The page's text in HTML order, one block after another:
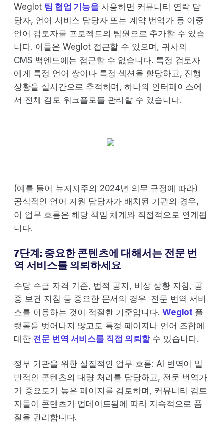
Weglot 팀 협업 기능을 사용하면 커뮤니티 연락 담
당자, 언어 서비스 담당자 또는 계약 번역가 등 이중
언어 검토자를 프로젝트의 팀원으로 추가할 수 있습
니다. 이들은 Weglot 접근할 수 있으며, 귀사의
CMS 백엔드에는 접근할 수 없습니다. 특정 검토자
에게 특정 언어 쌍이나 특정 섹션을 할당하고, 진행
상황을 실시간으로 추적하며, 하나의 인터페이스에
서 전체 검토 워크플로를 관리할 수 있습니다.
(예를 들어 뉴저지주의 2024년 의무 규정에 따라)
공식적인 언어 지원 담당자가 배치된 기관의 경우,
이 업무 흐름은 해당 책임 체계와 직접적으로 연계됩
니다.
7단계: 중요한 콘텐츠에 대해서는 전문 번
역 서비스를 의뢰하세요
수당 수급 자격 기준, 법적 공지, 비상 상황 지침, 공
중 보건 지침 등 중요한 문서의 경우, 전문 번역 서비
스를 이용하는 것이 적절한 기준입니다. Weglot 플
랫폼을 벗어나지 않고도 특정 페이지나 언어 조합에
대한 전문 번역 서비스를 직접 의뢰할수 있습니다.
정부 기관을 위한 실질적인 업무 흐름: AI 번역이 일
반적인 콘텐츠의 대량 처리를 담당하고, 전문 번역가
가 중요도가 높은 페이지를 검토하며, 커뮤니티 검토
자들이 콘텐츠가 업데이트됨에 따라 지속적으로 품
질을 관리합니다.